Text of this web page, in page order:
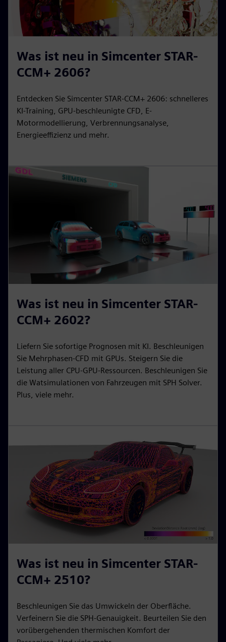
Was ist neu in Simcenter STAR-
CCM+ 2606?
Entdecken Sie Simcenter STAR-CCM+ 2606: schnelleres
KI-Training, GPU-beschleunigte CFD, E-
Motormodellierung, Verbrennungsanalyse,
Energieeffizienz und mehr.
Was ist neu in Simcenter STAR-
CCM+ 2602?
Liefern Sie sofortige Prognosen mit KI. Beschleunigen
Sie Mehrphasen-CFD mit GPUs. Steigern Sie die
Leistung aller CPU-GPU-Ressourcen. Beschleunigen Sie
die Watsimulationen von Fahrzeugen mit SPH Solver.
Plus, viele mehr.
Was ist neu in Simcenter STAR-
CCM+ 2510?
Beschleunigen Sie das Umwickeln der Oberfläche.
Verfeinern Sie die SPH-Genauigkeit. Beurteilen Sie den
vorübergehenden thermischen Komfort der